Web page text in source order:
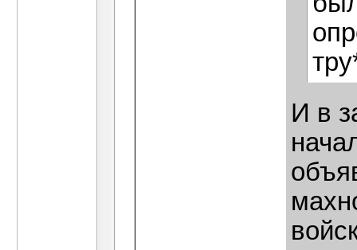
И в